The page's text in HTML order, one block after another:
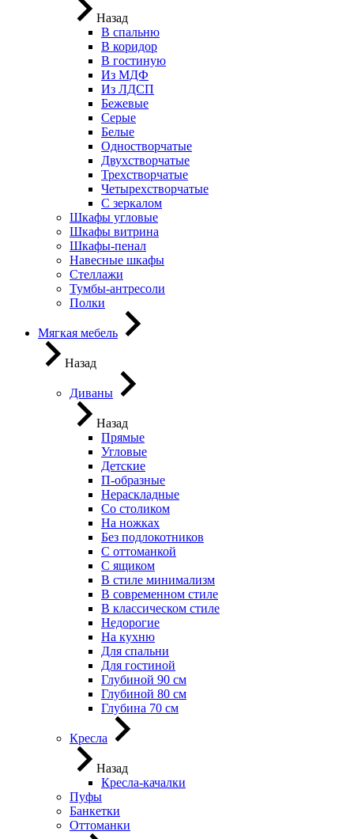
Назад
В спальню
В коридор
В гостиную
Из МДФ
Из ЛДСП
Бежевые
Серые
Белые
Одностворчатые
Двухстворчатые
Трехстворчатые
Четырехстворчатые
С зеркалом
Шкафы угловые
Шкафы витрина
Шкафы-пенал
Навесные шкафы
Стеллажи
Тумбы-антресоли
Полки
Мягкая мебель
Назад
Диваны
Назад
Прямые
Угловые
Детские
П-образные
Нераскладные
Со столиком
На ножках
Без подлокотников
С оттоманкой
С ящиком
В стиле минимализм
В современном стиле
В классическом стиле
Недорогие
На кухню
Для спальни
Для гостиной
Глубиной 90 см
Глубиной 80 см
Глубина 70 см
Кресла
Назад
Кресла-качалки
Пуфы
Банкетки
Оттоманки